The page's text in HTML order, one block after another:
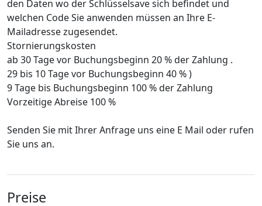
den Daten wo der Schlüsselsave sich befindet und
welchen Code Sie anwenden müssen an Ihre E-
Mailadresse zugesendet.
Stornierungskosten
ab 30 Tage vor Buchungsbeginn 20 % der Zahlung .
29 bis 10 Tage vor Buchungsbeginn 40 % )
9 Tage bis Buchungsbeginn 100 % der Zahlung
Vorzeitige Abreise 100 %
Senden Sie mit Ihrer Anfrage uns eine E Mail oder rufen
Sie uns an.
Preise